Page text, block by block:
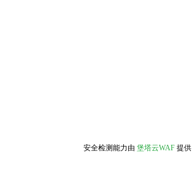
安全检测能力由 堡塔云WAF 提供